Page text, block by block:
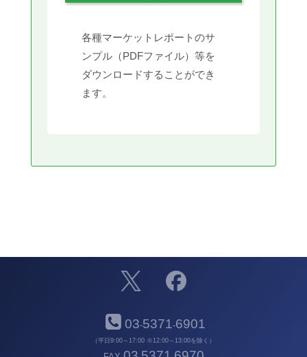
各種マーケットレポートのサ
ンプル（PDFファイル）等を
ダウンロードすることができ
ます。
03-5371-6901
（平日9:00～17:00 ※12:00～13:00を除く）